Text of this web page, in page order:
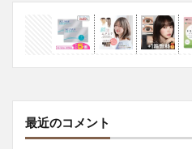
最近のコメント